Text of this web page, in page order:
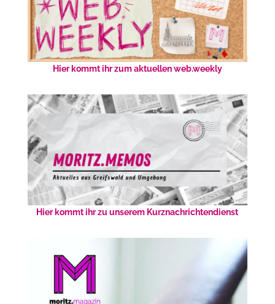
Hier kommt ihr zum aktuellen web.weekly
Hier kommt ihr zu unserem Kurznachrichtendienst